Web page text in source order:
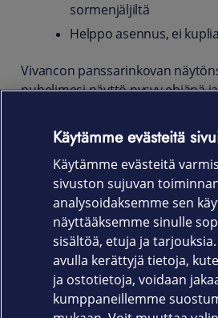
sormenjäljiltä
Helppo asennus, ei kuplia
Vivancon panssarinkovan
puhelimesi näyttö pysyy ehjänä
suojalasi on valmistettu
Näytönsuojan käsitelty pinta
pitää näytön puhtaana.
Tuotekoodi
63199
Käytämme evästeitä
Käytämme evästeitä
sivuston sujuvan
analysoidaksemme sen
näyttääksemme sinulle
sisältöä, etuja ja
avulla kerättyjä tietoja,
ja ostotietoja, voidaan
kumppaneillemme